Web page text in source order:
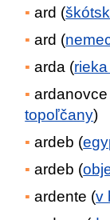
ard (
ard (
arda (
ardanovce
topoľčany)
ardeb (
ardeb (
ardente (v